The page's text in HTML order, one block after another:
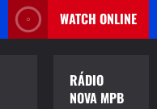
WATCH ONLINE
RÁDIO
NOVA MPB